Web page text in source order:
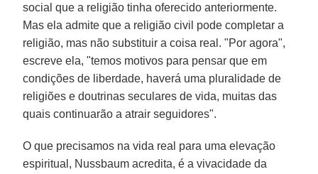
social que a religião tinha oferecido anteriormente.
Mas ela admite que a religião civil pode completar a
religião, mas não substituir a coisa real. "Por agora",
escreve ela, "temos motivos para pensar que em
condições de liberdade, haverá uma pluralidade de
religiões e doutrinas seculares de vida, muitas das
quais continuarão a atrair seguidores".
O que precisamos na vida real para uma elevação
espiritual, Nussbaum acredita, é a vivacidade da